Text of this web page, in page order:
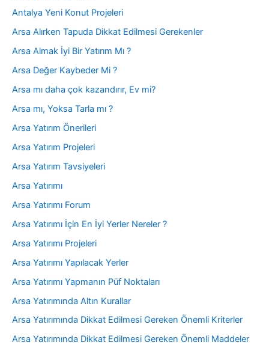
Antalya Yeni Konut Projeleri
Arsa Alırken Tapuda Dikkat Edilmesi Gerekenler
Arsa Almak İyi Bir Yatırım Mı ?
Arsa Değer Kaybeder Mi ?
Arsa mı daha çok kazandırır, Ev mi?
Arsa mı, Yoksa Tarla mı ?
Arsa Yatırım Önerileri
Arsa Yatırım Projeleri
Arsa Yatırım Tavsiyeleri
Arsa Yatırımı
Arsa Yatırımı Forum
Arsa Yatırımı İçin En İyi Yerler Nereler ?
Arsa Yatırımı Projeleri
Arsa Yatırımı Yapılacak Yerler
Arsa Yatırımı Yapmanın Püf Noktaları
Arsa Yatırımında Altın Kurallar
Arsa Yatırımında Dikkat Edilmesi Gereken Önemli Kriterler
Arsa Yatırımında Dikkat Edilmesi Gereken Önemli Maddeler